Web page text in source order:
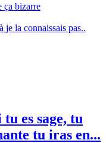
ça bizarre
je la connaissais pas..
es sage, tu
tu iras en...